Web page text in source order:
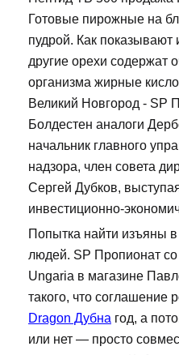
Готовые пирожные на
пудрой. Как
другие орехи содержат
организма жирные
Великий Новгород - SP
Болдестен аналоги
начальник главного
надзора, член совета
Сергей Дубков,
инвестиционно-
Попытка найти изъяны
людей. SP Пропионат со
Ungaria в магазине
такого, что соглашение
Dragon Дубна год, а
или нет — просто